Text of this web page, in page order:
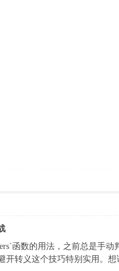
函数的用法，之前总是手
转义这个技巧特别实用。